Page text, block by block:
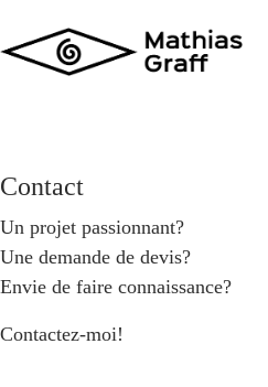
Contact
Un projet passionnant?
Une demande de devis?
Envie de faire connaissance?
Contactez-moi!